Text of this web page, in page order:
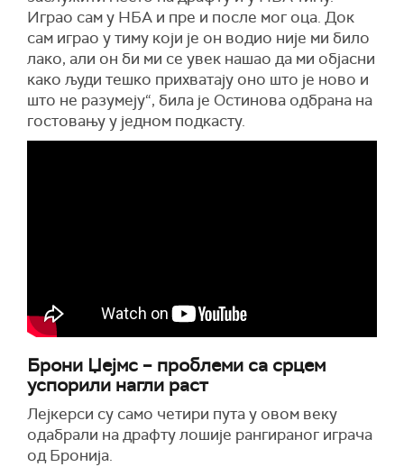
Играо сам у НБА и пре и после мог оца. Док
сам играо у тиму који је он водио није ми било
лако, али он би ми се увек нашао да ми објасни
како људи тешко прихватају оно што је ново и
што не разумеју“, била је Остинова одбрана на
гостовању у једном подкасту.
Брони Џејмс – проблеми са срцем
успорили нагли раст
Лејкерси су само четири пута у овом веку
одабрали на драфту лошије рангираног играча
од Бронија.